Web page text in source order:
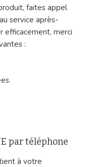
faites appel
service après-
efficacement, merci
:
par téléphone
à votre